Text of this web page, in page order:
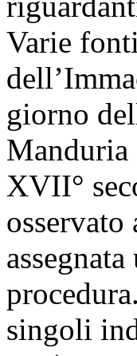
Varie
giorno
Manduria
XVII°
singoli